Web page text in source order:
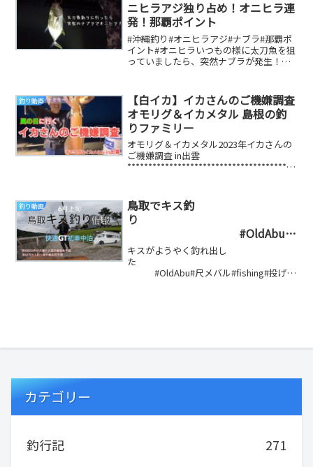
ニヒラアジ独り占め！オニヒラ連
発！那覇ポイント
#沖縄釣り#オニヒラアジ#ナブラ#那覇ポ
イント#オニヒラいつもの様に太刀魚を狙
っていましたら、突然ナブラが発生！す
釣り動画
【白イカ】イカさんのご機嫌調査
オモリグ＆イカメタル 島根の釣
りファミリー
オモリグ＆イカメタル2023年イカさんの
ご機嫌調査 in出雲
****************************************
釣り動画
鳥取でキス釣
り
#OldAbu#
尺メバル#fishing#投げ釣り#フカ
セ釣り#ダイワ#がまかつ#船釣り
#エビ巻き釣り#キス釣り#メバル
キスがようやく釣れ出し
た
#OldAbu#尺メバル#fishing#投げ釣
カテゴリー
釣行記
271